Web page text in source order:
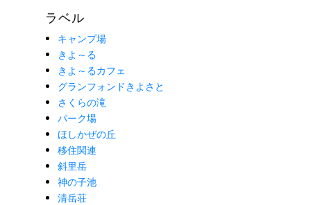
ラベル
キャンプ場
きよ～る
きよ～るカフェ
グランフォンドきよさと
さくらの滝
パーク場
ほしかぜの丘
移住関連
斜里岳
神の子池
清岳荘